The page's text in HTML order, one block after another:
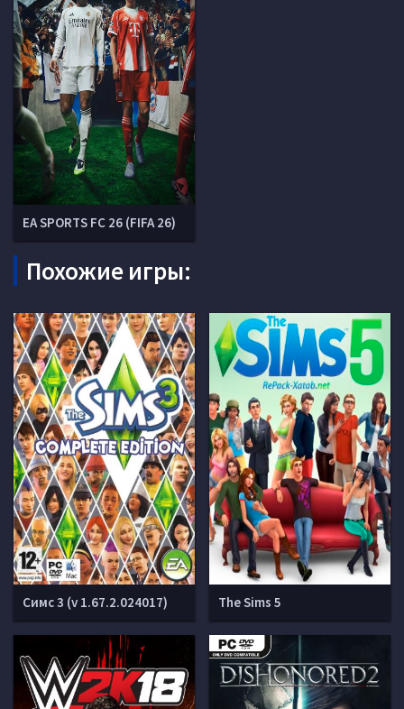
EA SPORTS FC 26 (FIFA 26)
Похожие игры:
Симс 3 (v 1.67.2.024017) The Sims 5